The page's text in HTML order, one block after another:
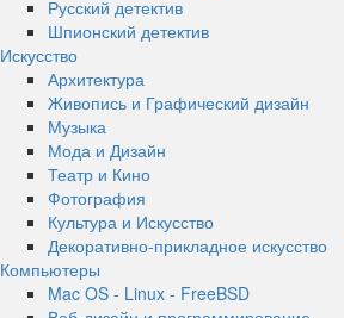
Русский детектив
Шпионский детектив
Искусство
Архитектура
Живопись и Графический дизайн
Музыка
Мода и Дизайн
Театр и Кино
Фотография
Культура и Искусство
Декоративно-прикладное искусство
Компьютеры
Mac OS - Linux - FreeBSD